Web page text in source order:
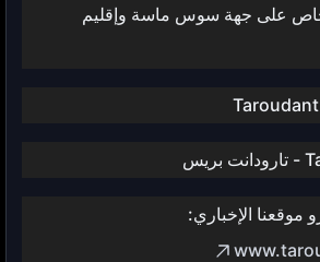
خاص على جهة سوس ماسة وإقليم
موقعنا الإخباري: